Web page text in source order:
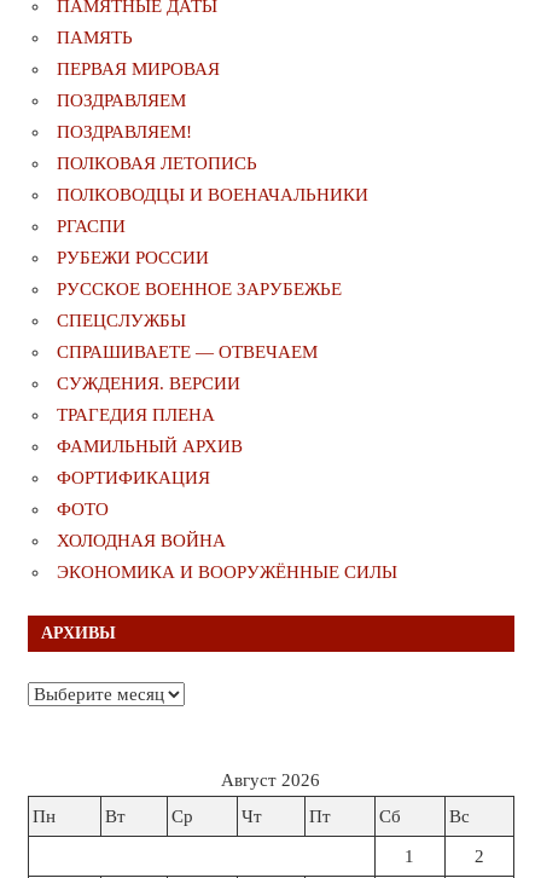
ПАМЯТНЫЕ ДАТЫ
ПАМЯТЬ
ПЕРВАЯ МИРОВАЯ
ПОЗДРАВЛЯЕМ
ПОЗДРАВЛЯЕМ!
ПОЛКОВАЯ ЛЕТОПИСЬ
ПОЛКОВОДЦЫ И ВОЕНАЧАЛЬНИКИ
РГАСПИ
РУБЕЖИ РОССИИ
РУССКОЕ ВОЕННОЕ ЗАРУБЕЖЬЕ
СПЕЦСЛУЖБЫ
СПРАШИВАЕТЕ — ОТВЕЧАЕМ
СУЖДЕНИЯ. ВЕРСИИ
ТРАГЕДИЯ ПЛЕНА
ФАМИЛЬНЫЙ АРХИВ
ФОРТИФИКАЦИЯ
ФОТО
ХОЛОДНАЯ ВОЙНА
ЭКОНОМИКА И ВООРУЖЁННЫЕ СИЛЫ
АРХИВЫ
Архивы
Август 2026
Пн
Вт Ср Чт Пт Сб Вс
1 2